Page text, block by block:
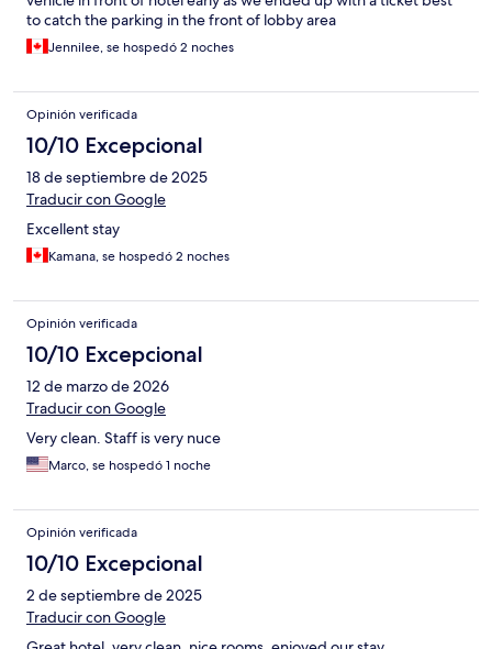
to catch the parking in the front of lobby area
Jennilee, se hospedó 2 noches
Opinión verificada
10/10 Excepcional
18 de septiembre de 2025
Traducir con Google
Excellent stay
Kamana, se hospedó 2 noches
Opinión verificada
10/10 Excepcional
12 de marzo de 2026
Traducir con Google
Very clean. Staff is very nuce
Marco, se hospedó 1 noche
Opinión verificada
10/10 Excepcional
2 de septiembre de 2025
Traducir con Google